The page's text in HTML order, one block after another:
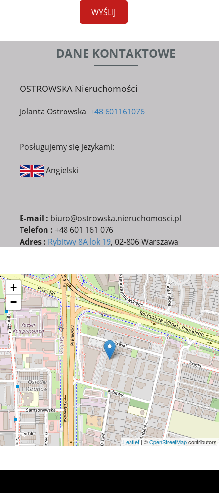
DANE KONTAKTOWE
OSTROWSKA Nieruchomości
Jolanta Ostrowska +48 601161076
Posługujemy się jezykami:
Angielski
E-mail : biuro@ostrowska.nieruchomosci.pl
Telefon : +48 601 161 076
Adres : Rybitwy 8A lok 19, 02-806 Warszawa
+
−
Leaflet| ©OpenStreetMapcontributors